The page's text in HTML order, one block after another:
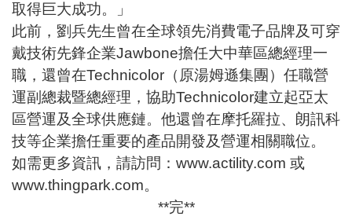
取得巨大成功。」
此前，劉兵先生曾在全球領先消費電子品牌及可穿
戴技術先鋒企業Jawbone擔任大中華區總經理一
職，還曾在Technicolor（原湯姆遜集團）任職營
運副總裁暨總經理，協助Technicolor建立起亞太
區營運及全球供應鏈。他還曾在摩托羅拉、朗訊科
技等企業擔任重要的產品開發及營運相關職位。
如需更多資訊，請訪問： www.actility.com 或
www.thingpark.com。
**完**